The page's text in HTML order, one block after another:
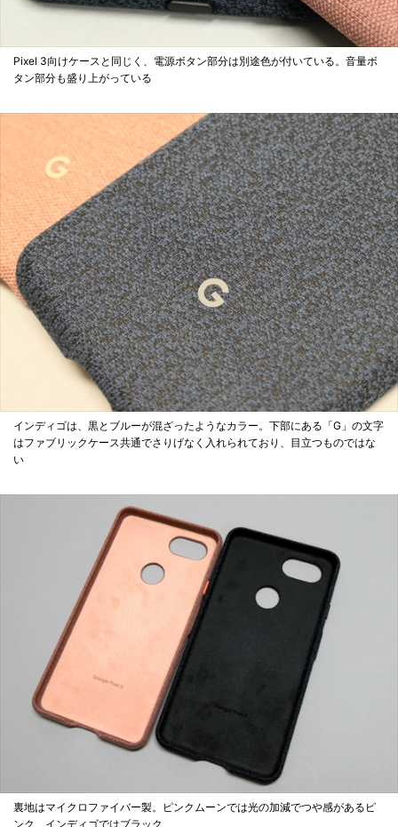
Pixel 3向けケースと同じく、電源ボタン部分は別途色が付いている。音量ボ
タン部分も盛り上がっている
インディゴは、黒とブルーが混ざったようなカラー。下部にある「G」の文字
はファブリックケース共通でさりげなく入れられており、目立つものではな
い
裏地はマイクロファイバー製。ピンクムーンでは光の加減でつや感があるピ
ンク、インディゴではブラック